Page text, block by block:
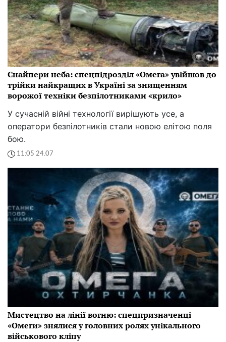
Снайпери неба: спецпідрозділ «Омега» увійшов до
трійки найкращих в Україні за знищенням
ворожої техніки безпілотниками «крило»
У сучасній війні технології вирішують усе, а
оператори безпілотників стали новою елітою поля
бою.
11:05 24.07
Мистецтво на лінії вогню: спецпризначенці
«Омеги» знялися у головних ролях унікального
військового кліпу